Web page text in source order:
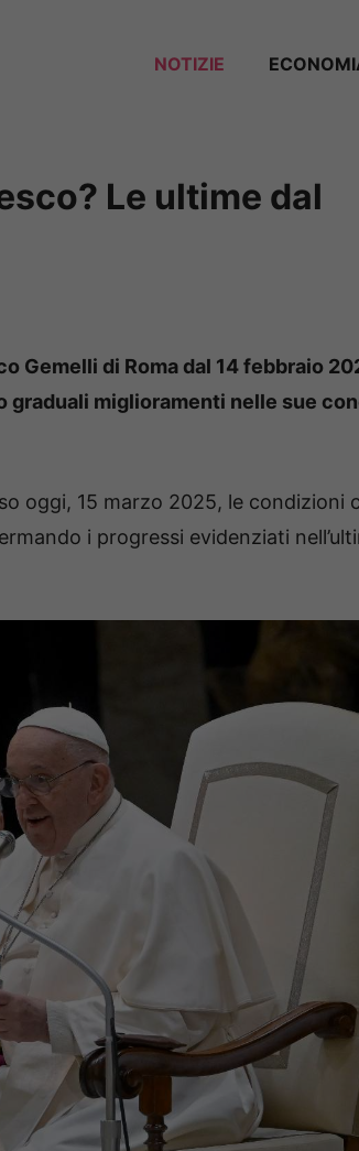
NOTIZIE
Le ultime dal
Gemelli di Roma dal 14 febbraio
graduali miglioramenti nelle sue
oggi, 15 marzo 2025, le condizioni
i progressi evidenziati